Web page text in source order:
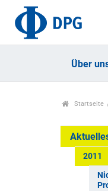
Über
Startseite
2011